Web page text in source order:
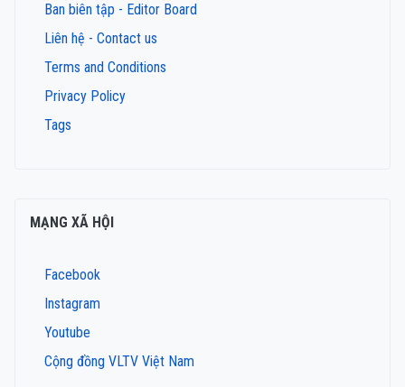
Ban biên tập - Editor Board
Liên hệ - Contact us
Terms and Conditions
Privacy Policy
Tags
MẠNG XÃ HỘI
Facebook
Instagram
Youtube
Cộng đồng VLTV Việt Nam